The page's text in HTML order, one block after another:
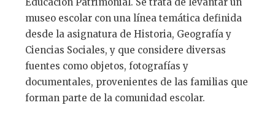
museo escolar con una línea temática definida
desde la asignatura de Historia, Geografía y
Ciencias Sociales, y que considere diversas
fuentes como objetos, fotografías y
documentales, provenientes de las familias que
forman parte de la comunidad escolar.